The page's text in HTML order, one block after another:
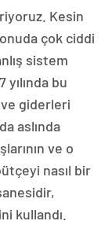
Kesin
çok ciddi
sistem
bu
giderleri
aslında
ve o
nasıl bir
kullandı.